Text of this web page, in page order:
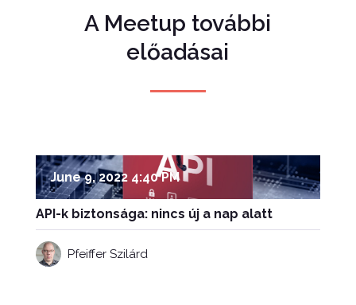
A Meetup további
előadásai
June 9, 2022 4:40 PM
API-k biztonsága: nincs új a nap alatt
Pfeiffer Szilárd